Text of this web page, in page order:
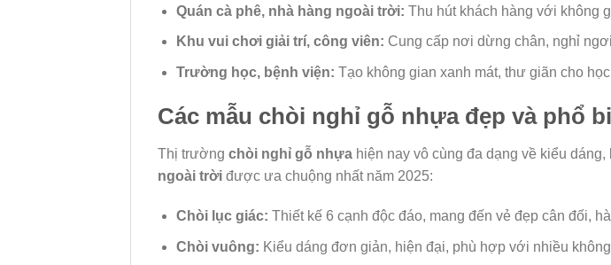
Quán cà phê, nhà hàng ngoài trời: Thu hút khách hàng với không
Khu vui chơi giải trí, công viên: Cung cấp nơi dừng chân, nghỉ
Trường học, bệnh viện: Tạo không gian xanh mát, thư giãn cho
Các mẫu chòi nghỉ gỗ nhựa đẹp và phổ
Thị trường chòi nghỉ gỗ nhựa hiện nay vô cùng đa dạng về kiểu
ngoài trời được ưa chuộng nhất năm 2025:
Chòi lục giác: Thiết kế 6 cạnh độc đáo, mang đến vẻ đẹp cân đối,
Chòi vuông: Kiểu dáng đơn giản, hiện đại, phù hợp với nhiều